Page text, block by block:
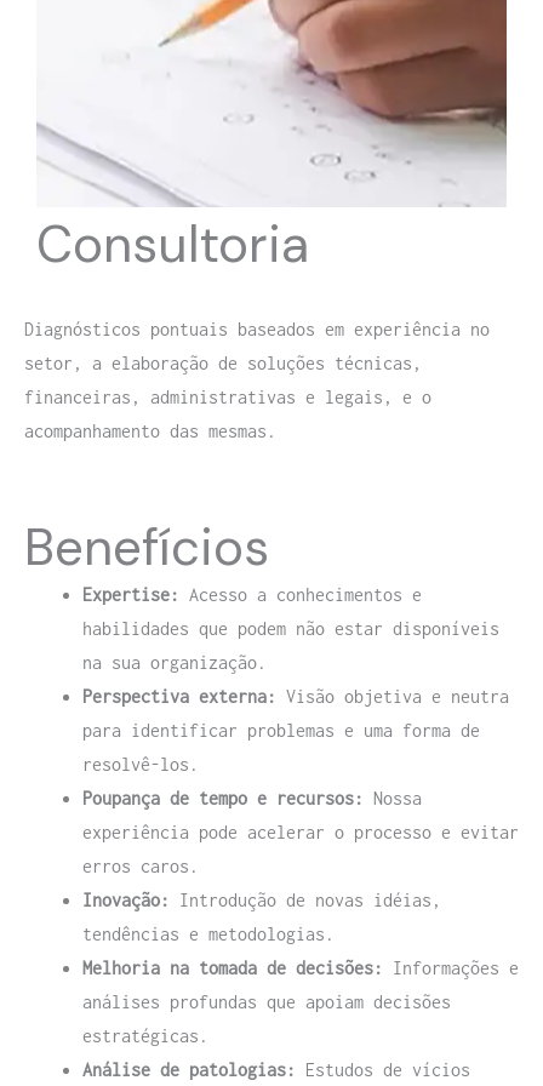
Consultoria
Diagnósticos pontuais baseados em experiência no
setor, a elaboração de soluções técnicas,
financeiras, administrativas e legais, e o
acompanhamento das mesmas.
Benefícios
Expertise: Acesso a conhecimentos e
habilidades que podem não estar disponíveis
na sua organização.
Perspectiva externa: Visão objetiva e neutra
para identificar problemas e uma forma de
resolvê-los.
Poupança de tempo e recursos: Nossa
experiência pode acelerar o processo e evitar
erros caros.
Inovação:
Introdução de novas idéias,
tendências e metodologias.
Melhoria na tomada de decisões:
Informações e
análises profundas que apoiam decisões
estratégicas.
Análise de patologias:
Estudos de vícios